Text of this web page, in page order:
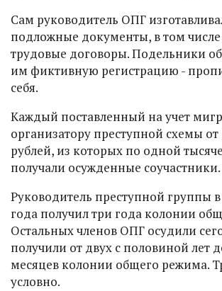
Сам руководитель ОПГ
подложные документы, в том
трудовые договоры. Подельники
им фиктивную регистрацию -
себя.
Каждый поставленный на учет
организатору преступной схемы от
рублей, из которых по одной
получали осужденные соучастники.
Руководитель преступной группы
года получил три года колонии
Остальных членов ОПГ осудили
получили от двух с половиной лет
месяцев колонии общего режима.
условно.